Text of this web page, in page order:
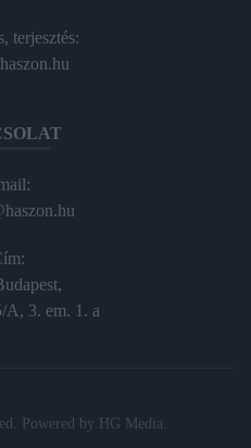
terjesztés:
A, 3. em. 1. a
Powered by HG Media